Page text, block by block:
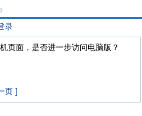
录
页面，是否进一步访问电脑版？
页 ]